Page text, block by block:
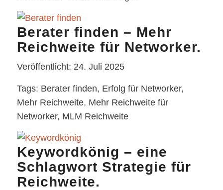
Berater finden – Mehr
Reichweite für Networker.
Veröffentlicht: 24. Juli 2025
Tags: Berater finden, Erfolg für Networker,
Mehr Reichweite, Mehr Reichweite für
Networker, MLM Reichweite
Keywordkönig – eine
Schlagwort Strategie für
Reichweite.